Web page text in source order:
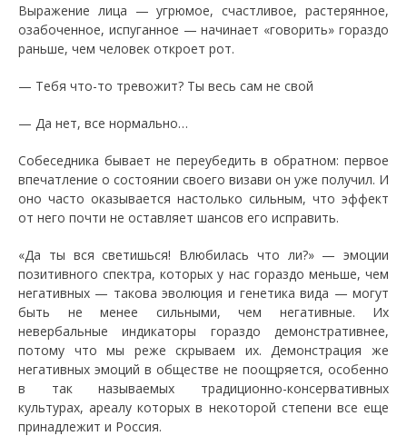
Выражение лица — угрюмое, счастливое, растерянное,
озабоченное, испуганное — начинает «говорить» гораздо
раньше, чем человек откроет рот.
— Тебя что-то тревожит? Ты весь сам не свой
— Да нет, все нормально…
Собеседника бывает не переубедить в обратном: первое
впечатление о состоянии своего визави он уже получил. И
оно часто оказывается настолько сильным, что эффект
от него почти не оставляет шансов его исправить.
«Да ты вся светишься! Влюбилась что ли?» — эмоции
позитивного спектра, которых у нас гораздо меньше, чем
негативных — такова эволюция и генетика вида — могут
быть не менее сильными, чем негативные. Их
невербальные индикаторы гораздо демонстративнее,
потому что мы реже скрываем их. Демонстрация же
негативных эмоций в обществе не поощряется, особенно
в так называемых традиционно-консервативных
культурах, ареалу которых в некоторой степени все еще
принадлежит и Россия.